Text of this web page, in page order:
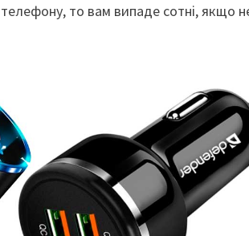
то вам випаде сотні, якщо